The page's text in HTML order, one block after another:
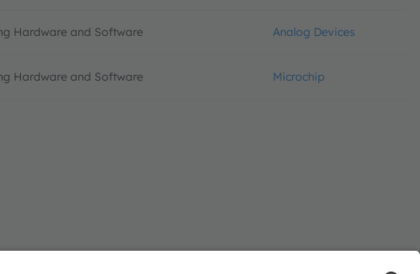
Hardware and Software Analog Devices
Hardware and Software Microchip